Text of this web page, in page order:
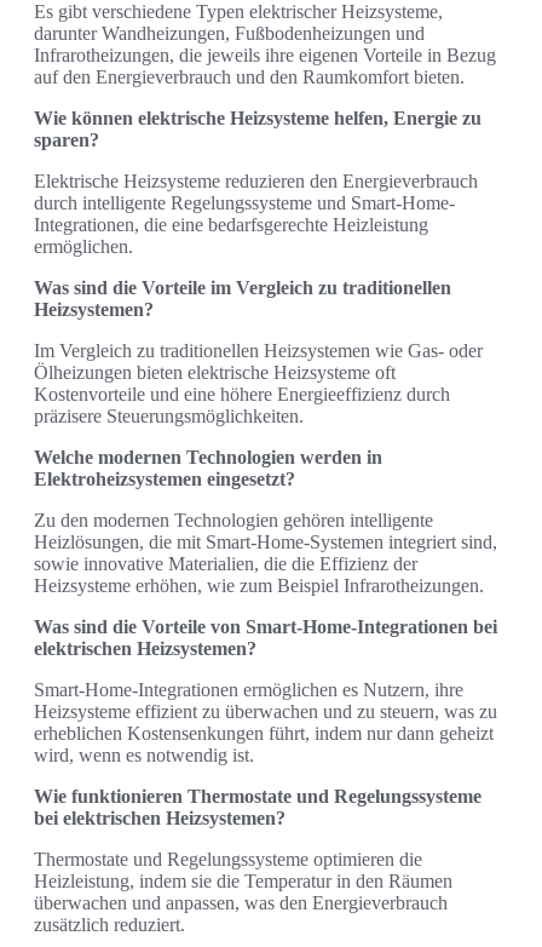
Es gibt verschiedene Typen elektrischer Heizsysteme,
darunter Wandheizungen, Fußbodenheizungen und
Infrarotheizungen, die jeweils ihre eigenen Vorteile in Bezug
auf den Energieverbrauch und den Raumkomfort bieten.
Wie können elektrische Heizsysteme helfen, Energie zu
sparen?
Elektrische Heizsysteme reduzieren den Energieverbrauch
durch intelligente Regelungssysteme und Smart-Home-
Integrationen, die eine bedarfsgerechte Heizleistung
ermöglichen.
Was sind die Vorteile im Vergleich zu traditionellen
Heizsystemen?
Im Vergleich zu traditionellen Heizsystemen wie Gas- oder
Ölheizungen bieten elektrische Heizsysteme oft
Kostenvorteile und eine höhere Energieeffizienz durch
präzisere Steuerungsmöglichkeiten.
Welche modernen Technologien werden in
Elektroheizsystemen eingesetzt?
Zu den modernen Technologien gehören intelligente
Heizlösungen, die mit Smart-Home-Systemen integriert sind,
sowie innovative Materialien, die die Effizienz der
Heizsysteme erhöhen, wie zum Beispiel Infrarotheizungen.
Was sind die Vorteile von Smart-Home-Integrationen bei
elektrischen Heizsystemen?
Smart-Home-Integrationen ermöglichen es Nutzern, ihre
Heizsysteme effizient zu überwachen und zu steuern, was zu
erheblichen Kostensenkungen führt, indem nur dann geheizt
wird, wenn es notwendig ist.
Wie funktionieren Thermostate und Regelungssysteme
bei elektrischen Heizsystemen?
Thermostate und Regelungssysteme optimieren die
Heizleistung, indem sie die Temperatur in den Räumen
überwachen und anpassen, was den Energieverbrauch
zusätzlich reduziert.